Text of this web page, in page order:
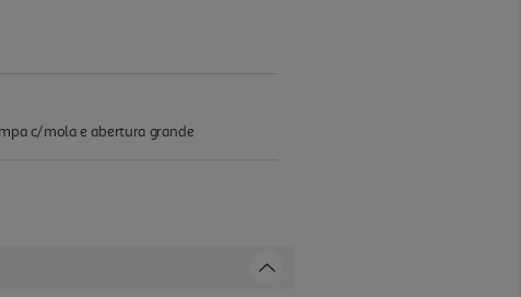
c/mola e abertura grande